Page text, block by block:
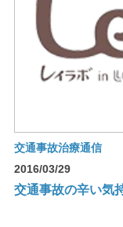
交通事故治療通信
2016/03/29
交通事故の辛い気